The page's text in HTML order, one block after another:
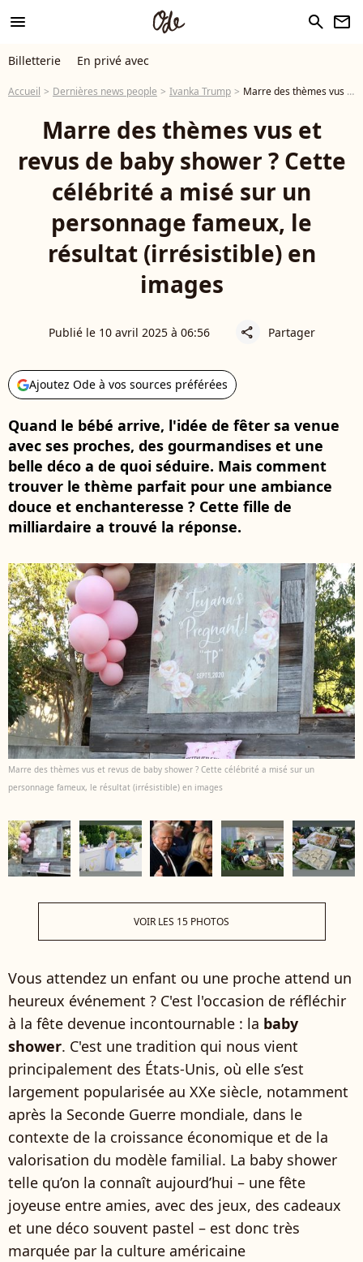
menu search newsletter
Billetterie En privé avec
Accueil Dernières news people Ivanka Trump Marre des thèmes vus et revus de baby shower ? Cette célébrité a misé sur un personnage fameux, le résultat (irrésistible) en images
Marre des thèmes vus et
revus de baby shower ? Cette
célébrité a misé sur un
personnage fameux, le
résultat (irrésistible) en
images
Publié le 10 avril 2025 à 06:56 share Partager
Ajoutez Ode à vos sources préférées
Quand le bébé arrive, l'idée de fêter sa venue
avec ses proches, des gourmandises et une
belle déco a de quoi séduire. Mais comment
trouver le thème parfait pour une ambiance
douce et enchanteresse ? Cette fille de
milliardaire a trouvé la réponse.
Marre des thèmes vus et revus de baby shower ? Cette célébrité a misé sur un
personnage fameux, le résultat (irrésistible) en images
VOIR LES 15 PHOTOS
Vous attendez un enfant ou une proche attend un
heureux événement ? C'est l'occasion de réfléchir
à la fête devenue incontournable : la baby
shower. C'est une tradition qui nous vient
principalement des États-Unis, où elle s’est
largement popularisée au XXe siècle, notamment
après la Seconde Guerre mondiale, dans le
contexte de la croissance économique et de la
valorisation du modèle familial. La baby shower
telle qu’on la connaît aujourd’hui – une fête
joyeuse entre amies, avec des jeux, des cadeaux
et une déco souvent pastel – est donc très
marquée par la culture américaine